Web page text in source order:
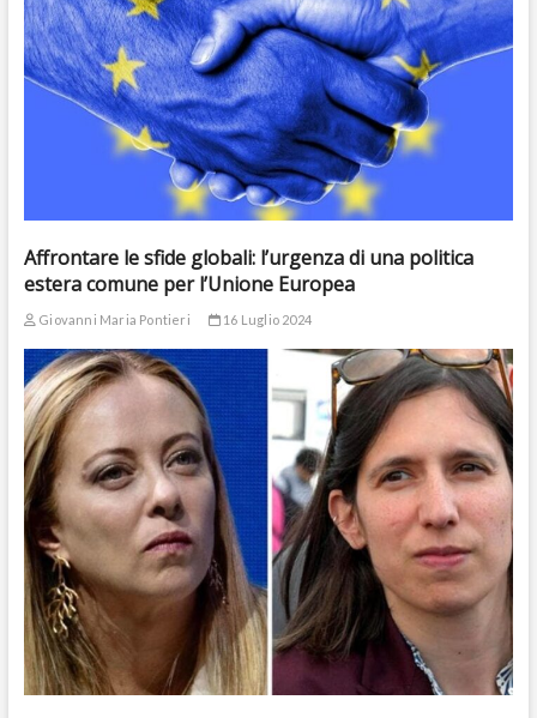
Affrontare le sfide globali: l’urgenza di una politica
estera comune per l’Unione Europea
Giovanni Maria Pontieri 16 Luglio 2024